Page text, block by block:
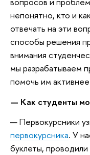
непонятно, кто и
отвечать на эти
способы решения
внимания
мы разрабатываем
помочь им
— Как студенты
— Первокурсники
первокурсника. У
буклеты,